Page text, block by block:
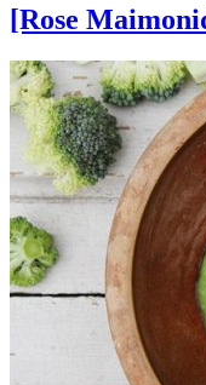
[Rose